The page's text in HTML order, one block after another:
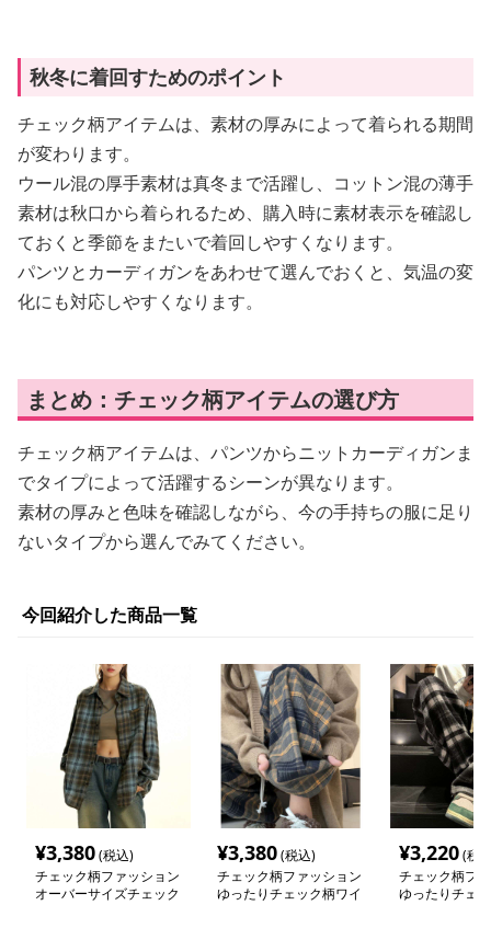
秋冬に着回すためのポイント
チェック柄アイテムは、素材の厚みによって着られる期間
が変わります。
ウール混の厚手素材は真冬まで活躍し、コットン混の薄手
素材は秋口から着られるため、購入時に素材表示を確認し
ておくと季節をまたいで着回しやすくなります。
パンツとカーディガンをあわせて選んでおくと、気温の変
化にも対応しやすくなります。
まとめ：チェック柄アイテムの選び方
チェック柄アイテムは、パンツからニットカーディガンま
でタイプによって活躍するシーンが異なります。
素材の厚みと色味を確認しながら、今の手持ちの服に足り
ないタイプから選んでみてください。
今回紹介した商品一覧
¥3,380(税込)
チェック柄ファッション
オーバーサイズチェック
¥3,380(税込)
チェック柄ファッション
ゆったりチェック柄ワイ
¥3,220(税
チェック柄フ
ゆったりチェ